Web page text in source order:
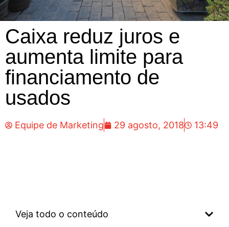
Caixa reduz juros e
aumenta limite para
financiamento de
usados
Equipe de Marketing 29 agosto, 2018 13:49
Veja todo o conteúdo